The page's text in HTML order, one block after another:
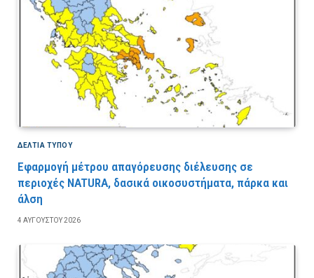
ΔΕΛΤΙΑ ΤΥΠΟΥ
Εφαρμογή μέτρου απαγόρευσης διέλευσης σε
περιοχές NATURA, δασικά οικοσυστήματα, πάρκα και
άλση
4 ΑΥΓΟΎΣΤΟΥ 2026